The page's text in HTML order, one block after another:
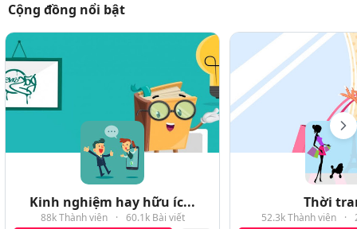
Cộng đồng nổi bật
Kinh nghiệm hay hữu íc...
88k Thành viên · 60.1k Bài viết
Thời
52.3k Thành viên ·